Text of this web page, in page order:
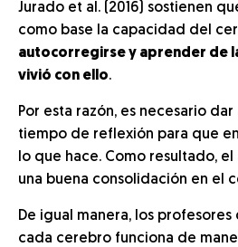
Jurado et al. (2016) sostienen
como base la capacidad del
autocorregirse y aprender de
vivió con ello.
Por esta razón, es necesario
tiempo de reflexión para que
lo que hace. Como resultado,
una buena consolidación en el
De igual manera, los
cada cerebro funciona de